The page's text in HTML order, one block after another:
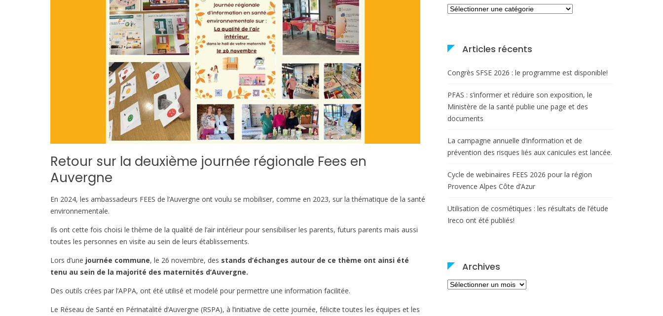
Retour sur la deuxième journée régionale Fees en
Auvergne
En 2024, les ambassadeurs FEES de l’Auvergne ont voulu se mobiliser, comme en 2023, sur la thématique de la santé
environnementale.
Ils ont cette fois choisi le thème de la qualité de l’air intérieur pour sensibiliser les parents, futurs parents mais aussi
toutes les personnes en visite au sein de leurs établissements.
Lors d’une journée commune, le 26 novembre, des stands d’échanges autour de ce thème ont ainsi été
tenu au sein de la majorité des maternités d’Auvergne.
Des outils crées par l’APPA, ont été utilisé et modelé pour permettre une information facilitée.
Le Réseau de Santé en Périnatalité d’Auvergne (RSPA), à l’initiative de cette journée, félicite toutes les équipes et les
Catégories
Articles récents
Congrès SFSE 2026 : le programme est disponible!
PFAS : s’informer et réduire son exposition, le
Ministère de la santé publie une page et des
documents
La campagne annuelle d’information et de
prévention des risques liés aux canicules est lancée.
Cycle de webinaires FEES 2026 pour la région
Provence Alpes Côte d’Azur
Utilisation de cosmétiques : les résultats de l’étude
Ireco ont été publiés!
Archives
Archives